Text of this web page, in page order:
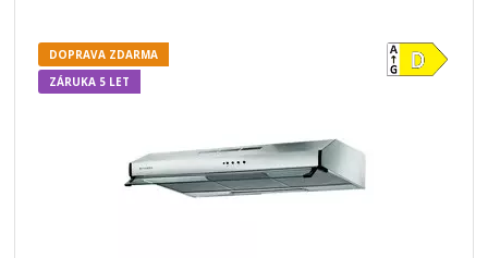
DOPRAVA ZDARMA
ZÁRUKA 5 LET